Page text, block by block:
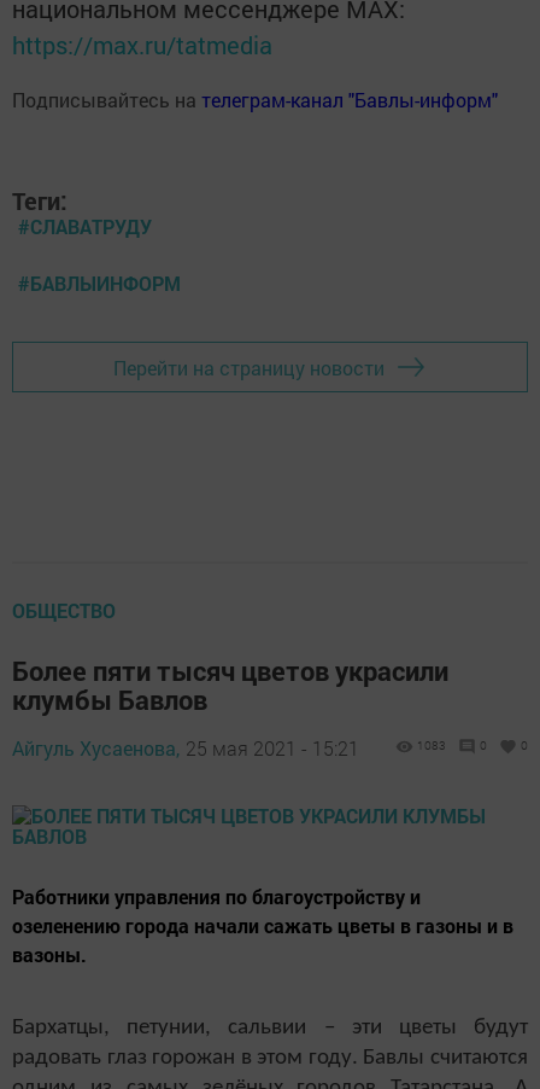
национальном мессенджере MАХ:
https://max.ru/tatmedia
Подписывайтесь на телеграм-канал "Бавлы-информ"
Теги:
#СЛАВАТРУДУ
#БАВЛЫИНФОРМ
Перейти на страницу новости
ОБЩЕСТВО
Более пяти тысяч цветов украсили
клумбы Бавлов
Айгуль Хусаенова, 25 мая 2021 - 15:21 1083 0 0
Работники управления по благоустройству и
озеленению города начали сажать цветы в газоны и в
вазоны.
Бархатцы, петунии, сальвии – эти цветы будут
радовать глаз горожан в этом году. Бавлы считаются